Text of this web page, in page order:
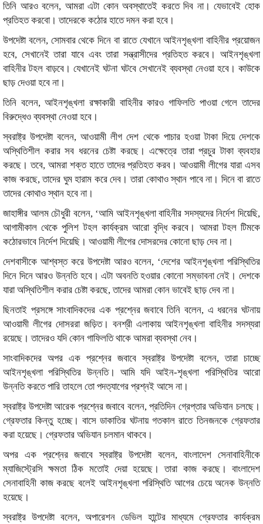
তিনি আরও বলেন, আমরা এটা কোন অবস্থাতেই করতে দিব না। যেভাবেই হোক
প্রতিহত করবো। তাদেরকে কঠোর হাতে দমন করা হবে।
উপদেষ্টা বলেন, সোমবার থেকে দিনে বা রাতে যেখানে আইনশৃঙ্খলা বাহিনীর প্রয়োজন
হবে, সেখানেই তারা যাবে এবং তারা সন্ত্রাসীদের প্রতিহত করবে। আইনশৃঙ্খলা
বাহিনীর টহল বাড়বে। যেখানেই ঘটনা ঘটবে সেখানেই ব্যবস্থা নেওয়া হবে। কাউকে
ছাড় দেওয়া হবে না।
তিনি বলেন, আইনশৃঙ্খলা রক্ষাকারী বাহিনীর কারও গাফিলতি পাওয়া গেলে তাদের
বিরুদ্ধেও ব্যবস্থা নেওয়া হবে।
স্বরাষ্ট্র উপদেষ্টা বলেন, আওয়ামী লীগ দেশ থেকে পাচার হওয়া টাকা দিয়ে দেশকে
অস্থিতিশীল করার সব ধরনের চেষ্টা করছে। এক্ষেত্রে তারা প্রচুর টাকা ব্যবহার
করছে। তবে, আমরা শক্ত হাতে তাদের প্রতিহত করব। আওয়ামী লীগের যারা এসব
কাজ করছে, তাদের ঘুম হারাম করে দেব। তারা কোথাও স্থান পাবে না। দিনে বা রাতে
তাদের কোথাও স্থান হবে না।
জাহাঙ্গীর আলম চৌধুরী বলেন, ‘আমি আইনশৃঙ্খলা বাহিনীর সদস্যদের নির্দেশ দিয়েছি,
আগামীকাল থেকে পুলিশ টহল কার্যক্রম আরো বৃদ্ধি করবে। আমরা টহল টিমকে
কঠোরভাবে নির্দেশ দিয়েছি। আওয়ামী লীগের দোসরদের কোনো ছাড় দেব না।
দেশবাসীকে আশ্বস্ত করে উপদেষ্টা আরও বলেন, ‘দেশের আইনশৃঙ্খলা পরিস্থিতির
দিনে দিনে আরও উন্নতি হবে। এটা অবনতি হওয়ার কোনো সম্ভাবনা নেই। দেশকে
যারা অস্থিতিশীল করার চেষ্টা করছে, তাদের আমরা কোন ভাবেই ছাড় দেব না।
ছিনতাই প্রসঙ্গে সাংবাদিকদের এক প্রশ্নের জবাবে তিনি বলেন, এ ধরনের ঘটনায়
আওয়ামী লীগের দোসররা জড়িত। বনশ্রী এলাকায় আইনশৃঙ্খলা বাহিনীর সদস্যরা
রয়েছে। তাদেরও যদি কোন গাফিলতি থাকে আমরা ব্যবস্থা নেব।
সাংবাদিকদের অপর এক প্রশ্নের জবাবে স্বরাষ্ট্র উপদেষ্টা বলেন, তারা চাচ্ছে
আইনশৃঙ্খলা পরিস্থিতির উন্নতি। আমি যদি আইন-শৃঙ্খলা পরিস্থিতির আরো
উন্নতি করতে পারি তাহলে তো পদত্যাগের প্রশ্নই আসে না।
স্বরাষ্ট্র উপদেষ্টা আরেক প্রশ্নের জবাবে বলেন, প্রতিদিন গ্রেপ্তার অভিযান চলছে।
গ্রেফতার কিন্তু হচ্ছে। বাসে ডাকাতির ঘটনায় গতকাল রাতে তিনজনকে গ্রেফতার
করা হয়েছে। গ্রেফতার অভিযান চলমান থাকবে।
অপর এক প্রশ্নের জবাবে স্বরাষ্ট্র উপদেষ্টা বলেন, বাংলাদেশ সেনাবাহিনীকে
ম্যাজিস্ট্রেসি ক্ষমতা ঠিক মতোই দেয়া হয়েছে। তারা কাজ করছে। বাংলাদেশ
সেনাবাহিনী কাজ করছে বলেই আইনশৃঙ্খলা পরিস্থিতি আগের চেয়ে অনেক উন্নতি
হয়েছে।
স্বরাষ্ট্র উপদেষ্টা বলেন, অপারেশন ডেভিল হান্টের মাধ্যমে গ্রেফতার কার্যক্রম